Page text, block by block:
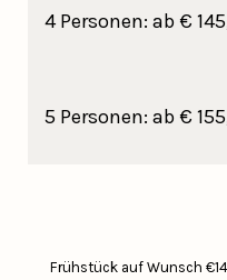
4 Personen: ab €
5 Personen: ab €
Frühstück auf Wunsch